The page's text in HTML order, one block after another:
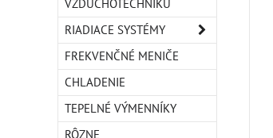
VZDUCHOTECHNIKU
RIADIACE SYSTÉMY
FREKVENČNÉ MENIČE
CHLADENIE
TEPELNÉ VÝMENNÍKY
RÔZNE